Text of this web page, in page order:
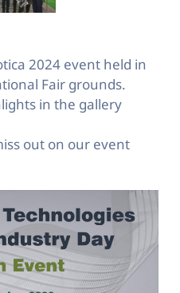
2024 event held in
Fair grounds.
in the gallery
out on our event